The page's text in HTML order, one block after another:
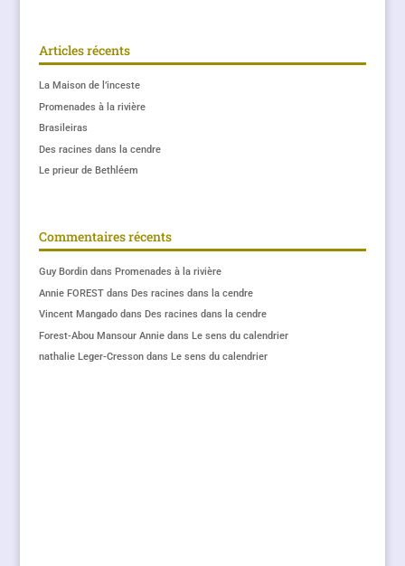
Articles récents
La Maison de l’inceste
Promenades à la rivière
Brasileiras
Des racines dans la cendre
Le prieur de Bethléem
Commentaires récents
Guy Bordindans Promenades à la rivière
Annie FORESTdans Des racines dans la cendre
Vincent Mangadodans Des racines dans la cendre
Forest-Abou Mansour Anniedans Le sens du calendrier
nathalie Leger-Cressondans Le sens du calendrier